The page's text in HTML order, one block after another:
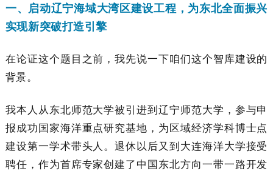
一、启动辽宁海域大湾区建设工程，为东北全面振兴
实现新突破打造引擎
在论证这个题目之前，我先说一下咱们这个智库建设的
背景。
我本人从东北师范大学被引进到辽宁师范大学，参与申
报成功国家海洋重点研究基地，为区域经济学科博士点
建设第一学术带头人。退休以后又到大连海洋大学接受
聘任，作为首席专家创建了中国东北方向一带一路开发